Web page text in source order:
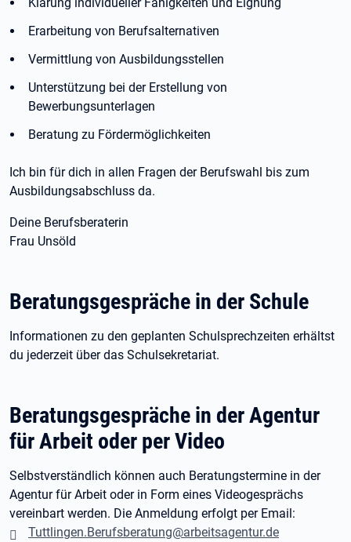
Erarbeitung von Berufsalternativen
Vermittlung von Ausbildungsstellen
Unterstützung bei der Erstellung von
Bewerbungsunterlagen
Beratung zu Fördermöglichkeiten
Ich bin für dich in allen Fragen der Berufswahl bis zum
Ausbildungsabschluss da.
Deine Berufsberaterin
Frau Unsöld
Beratungsgespräche in der Schule
Informationen zu den geplanten Schulsprechzeiten erhältst
du jederzeit über das Schulsekretariat.
Beratungsgespräche in der Agentur
für Arbeit oder per Video
Selbstverständlich können auch Beratungstermine in der
Agentur für Arbeit oder in Form eines Videogesprächs
vereinbart werden. Die Anmeldung erfolgt per Email:
Tuttlingen.Berufsberatung@arbeitsagentur.de